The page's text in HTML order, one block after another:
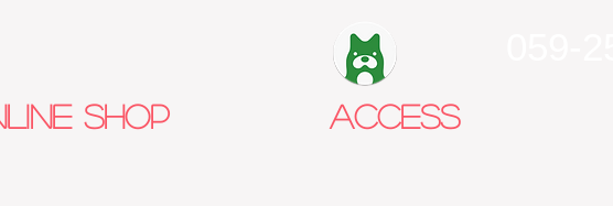
SHOP ACCESS